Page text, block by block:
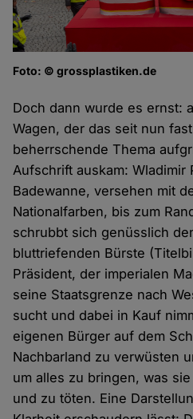
Foto: © grossplastiken.de
Doch dann wurde es ernst:
Wagen, der das seit nun
beherrschende Thema
Aufschrift auskam: Wladimir
Badewanne, versehen mit
Nationalfarben, bis zum
schrubbt sich genüsslich
bluttriefenden Bürste
Präsident, der imperialen
seine Staatsgrenze nach
sucht und dabei in Kauf
eigenen Bürger auf dem
Nachbarland zu verwüsten
um alles zu bringen, was
und zu töten. Eine